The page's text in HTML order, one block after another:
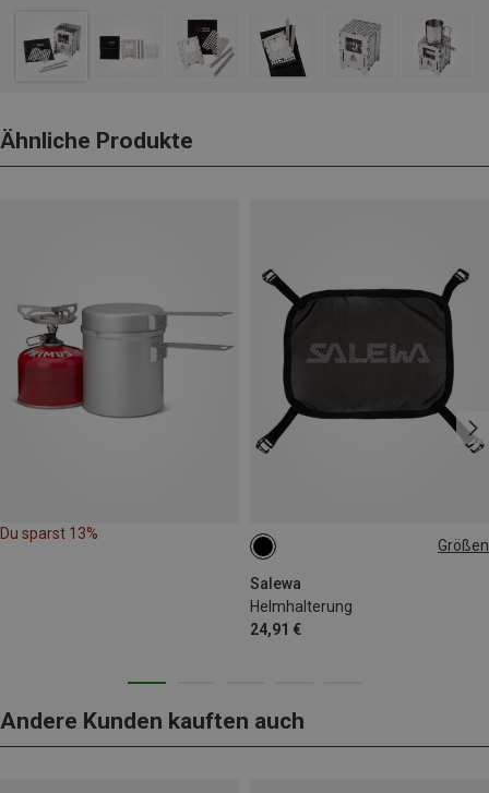
Ähnliche Produkte
Du sparst 13%
Größen
Salewa
Helmhalterung
24,91 €
ONE SIZE
Andere Kunden kauften auch